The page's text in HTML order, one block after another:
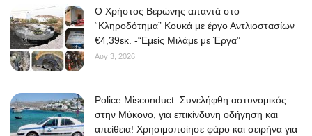
O Χρήστος Βερώνης απαντά στο
“Κληροδότημα” Κουκά με έργο Αντλιοστασίων
€4,39εκ. -“Εμείς Μιλάμε με Έργα”
Αυγ 3, 2026
Police Misconduct: Συνελήφθη αστυνομικός
στην Μύκονο, για επικίνδυνη οδήγηση και
απείθεια! Χρησιμοποίησε φάρο και σειρήνα για